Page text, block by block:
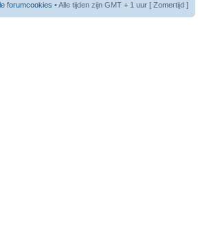
forumcookies • Alle tijden zijn GMT + 1 uur [ Zomertijd ]